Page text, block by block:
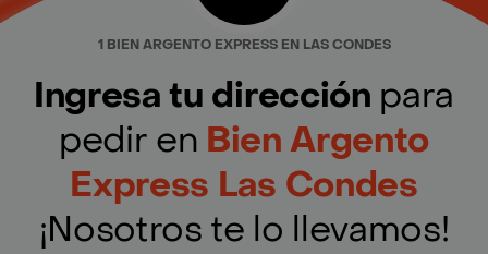
1 BIEN ARGENTO EXPRESS EN LAS CONDES
Ingresa tu dirección para
pedir en Bien Argento
Express Las Condes
¡Nosotros te lo llevamos!